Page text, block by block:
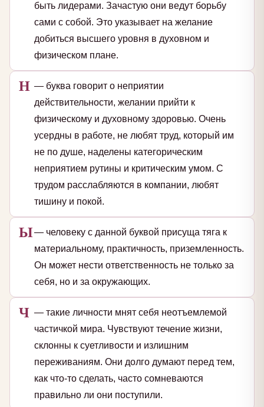
быть лидерами. Зачастую они ведут борьбу
сами с собой. Это указывает на желание
добиться высшего уровня в духовном и
физическом плане.
Н — буква говорит о неприятии
действительности, желании прийти к
физическому и духовному здоровью. Очень
усердны в работе, не любят труд, который им
не по душе, наделены категорическим
неприятием рутины и критическим умом. С
трудом расслабляются в компании, любят
тишину и покой.
Ы— человеку с данной буквой присуща тяга к
материальному, практичность, приземленность.
Он может нести ответственность не только за
себя, но и за окружающих.
Ч — такие личности мнят себя неотъемлемой
частичкой мира. Чувствуют течение жизни,
склонны к суетливости и излишним
переживаниям. Они долго думают перед тем,
как что-то сделать, часто сомневаются
правильно ли они поступили.